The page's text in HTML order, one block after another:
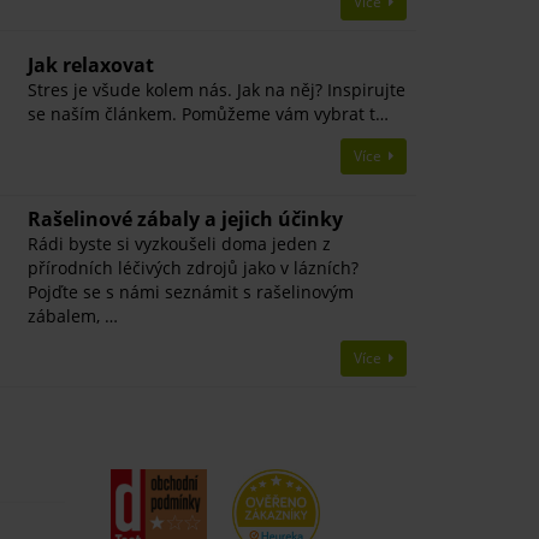
Jak relaxovat
Stres je všude kolem nás. Jak na něj? Inspirujte
se naším článkem. Pomůžeme vám vybrat t…
Více
Rašelinové zábaly a jejich účinky
Rádi byste si vyzkoušeli doma jeden z
přírodních léčivých zdrojů jako v lázních?
Pojďte se s námi seznámit s rašelinovým
zábalem, …
Více